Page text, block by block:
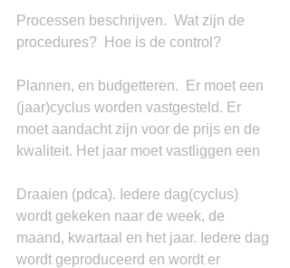
Processen beschrijven.  Wat zijn de
procedures?  Hoe is de control?
Plannen, en budgetteren.  Er moet een
(jaar)cyclus worden vastgesteld. Er
moet aandacht zijn voor de prijs en de
kwaliteit. Het jaar moet vastliggen een
Draaien (pdca). Iedere dag(cyclus)
wordt gekeken naar de week, de
maand, kwartaal en het jaar. Iedere dag
wordt geproduceerd en wordt er